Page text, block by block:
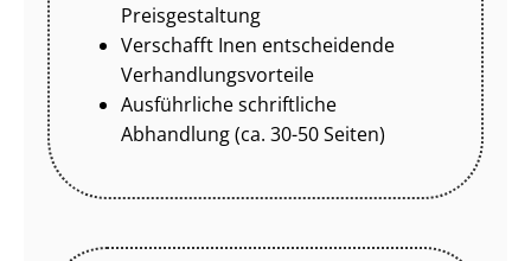
Preisgestaltung
Verschafft Inen entscheidende
Ver­hand­lungs­vor­tei­le
Ausführliche schriftliche
Abhandlung (ca. 30-50 Seiten)